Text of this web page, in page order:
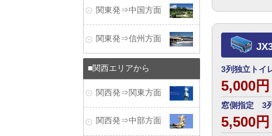
3列独立トイ
5,000円
窓側指定 3
5,500円
関東発⇒中国方面
関東発⇒信州方面
関西エリアから
関西発⇒関東方面
関西発⇒中部方面